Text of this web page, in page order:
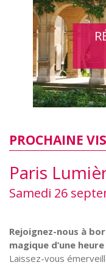
PROCHAINE
Paris
Samedi 26
Rejoignez-nous à
magique d’une
Laissez-vous